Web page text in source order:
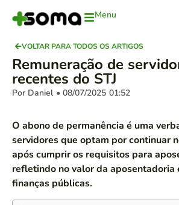
Menu
VOLTAR PARA TODOS OS ARTIGOS
Remuneração de
recentes do STJ
Por Daniel • 08/07/2025 01:52
O abono de permanência é uma
servidores que optam por continuar
após cumprir os requisitos para
refletindo no valor da aposentadoria
finanças públicas.